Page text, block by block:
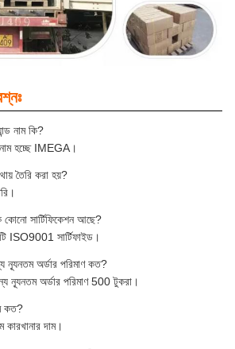
নাম কি?
নাম হচ্ছে IMEGA।
তৈরি করা হয়?
সার্টিফিকেশন আছে?
ISO9001 সার্টিফাইড।
অর্ডার পরিমাণ কত?
ন্যূনতম অর্ডার পরিমাণ 500 টুকরা।
কত?
দাম।